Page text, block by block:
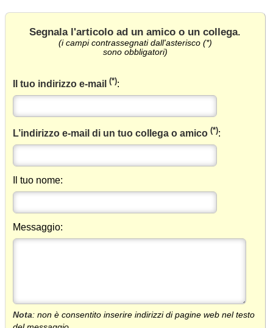
Segnala l'articolo ad un amico o un collega.
(i campi contrassegnati dall'asterisco (*)
sono obbligatori)
Il tuo indirizzo e-mail(*):
L’indirizzo e-mail di un tuo collega o amico(*):
Il tuo nome:
Messaggio:
Nota: non è consentito inserire indirizzi di pagine web nel testo